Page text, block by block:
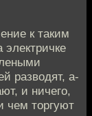
к таким
разводят, а-
и ничего,
чем торгуют